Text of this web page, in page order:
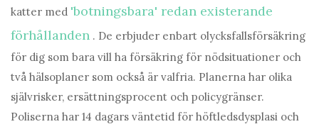
katter med 'botningsbara' redan existerande
förhållanden . De erbjuder enbart olycksfallsförsäkring
för dig som bara vill ha försäkring för nödsituationer och
två hälsoplaner som också är valfria. Planerna har olika
självrisker, ersättningsprocent och policygränser.
Poliserna har 14 dagars väntetid för höftledsdysplasi och